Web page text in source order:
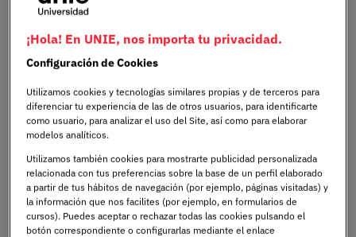
Barómetro de la Salud Bucodental en España 2025
alerta sobre la existencia de malos hábitos de higiene
bucodental en la población infantil, según un estudio
realizado por los Institutos Odontológicos. Esta situación
subraya la urgencia de contar con profesionales
especializados en edades tempranas, orientada a
garantizar la calidad asistencial, enfoque sus esfuerzos
en la prevención para evitar complicaciones
bucodentales a largo plazo.
¡Hola! En UNIE, nos importa tu privacidad.
Configuración de Cookies
Utilizamos cookies y tecnologías similares propias y de terceros para
diferenciar tu experiencia de las de otros usuarios, para identificarte
como usuario, para analizar el uso del Site, así como para elaborar
modelos analíticos.
Utilizamos también cookies para mostrarte publicidad personalizada
relacionada con tus preferencias sobre la base de un perfil elaborado
a partir de tus hábitos de navegación (por ejemplo, páginas visitadas) y
la información que nos facilites (por ejemplo, en formularios de
cursos). Puedes aceptar o rechazar todas las cookies pulsando el
botón correspondiente o configurarlas mediante el enlace